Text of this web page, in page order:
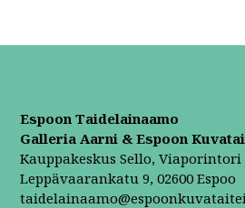
Espoon Taidelainaamo
Galleria Aarni & Espoon
Kauppakeskus Sello, Viaporintori
Leppävaarankatu 9, 02600 Espoo